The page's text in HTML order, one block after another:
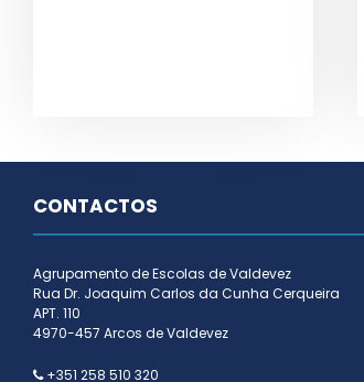
CONTACTOS
Agrupamento de Escolas de Valdevez
Rua Dr. Joaquim Carlos da Cunha Cerqueira
APT. 110
4970-457 Arcos de Valdevez
+351 258 510 320